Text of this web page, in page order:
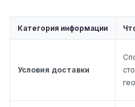
Категория информации
Условия доставки